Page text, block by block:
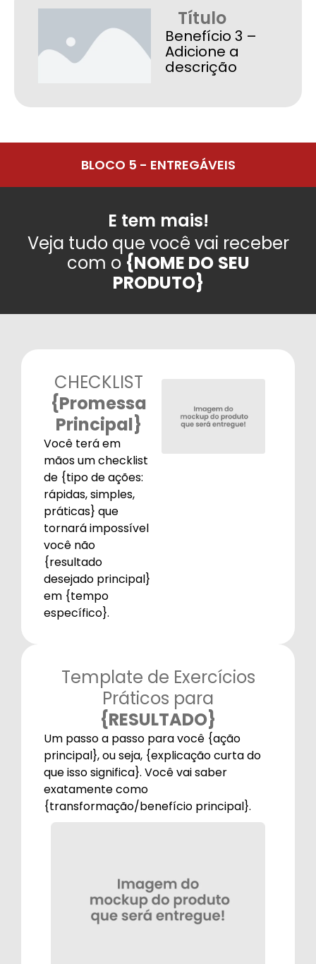
Título
Benefício 3 –
Adicione a
descrição
BLOCO 5 - ENTREGÁVEIS
E tem mais!
Veja tudo que você vai receber
com o {NOME DO SEU
PRODUTO}
CHECKLIST
{Promessa
Principal}
Você terá em
mãos um checklist
de {tipo de ações:
rápidas, simples,
práticas} que
tornará impossível
você não
{resultado
desejado principal}
em {tempo
específico}.
Template de Exercícios
Práticos para
{RESULTADO}
Um passo a passo para você {ação
principal}, ou seja, {explicação curta do
que isso significa}. Você vai saber
exatamente como
{transformação/benefício principal}.